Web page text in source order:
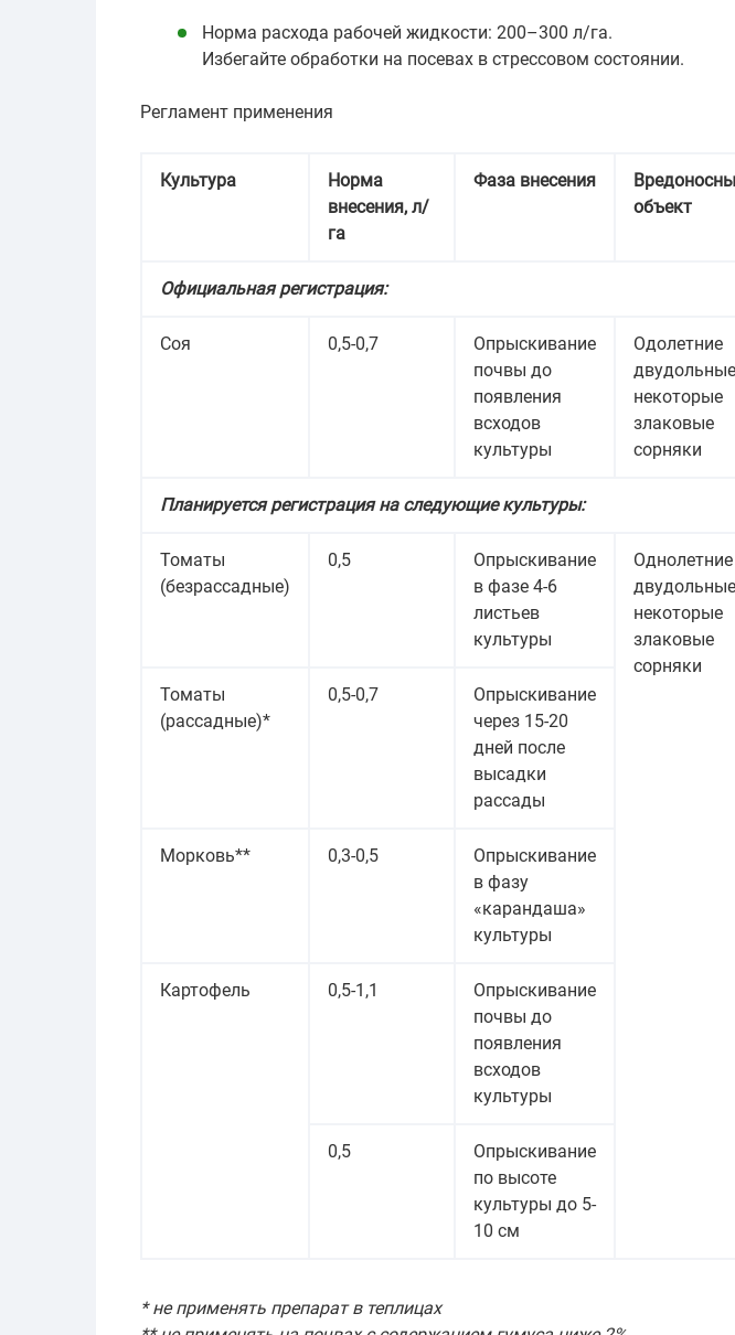
Норма расхода рабочей жидкости: 200–300 л/га.
Избегайте обработки на посевах в стрессовом состоянии.
Регламент применения
Культура
Норма
внесения, л/
га
Фаза внесения
объект
Официальная регистрация:
Соя 0,5-0,7
Опрыскивание
почвы до
появления
всходов
культуры
Одолетние
некоторые
злаковые
сорняки
Планируется регистрация на следующие культуры:
Томаты
(безрассадные)
0,5
Опрыскивание
в фазе 4-6
листьев
культуры
Однолетние
некоторые
злаковые
сорняки
Томаты
(рассадные)*
0,5-0,7
Опрыскивание
через 15-20
дней после
высадки
рассады
Морковь** 0,3-0,5
Опрыскивание
в фазу
«карандаша»
культуры
Картофель 0,5-1,1
Опрыскивание
почвы до
появления
всходов
культуры
0,5
Опрыскивание
по высоте
культуры до 5-
10 см
* не применять препарат в теплицах